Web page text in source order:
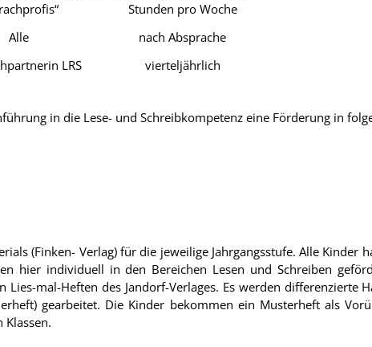
Stunden pro Woche
Alle
nach Absprache
LRS
vierteljährlich
in die Lese- und Schreibkompetenz eine Förderung in
(Finken- Verlag) für die jeweilige Jahrgangsstufe. Alle Kinder
hier individuell in den Bereichen Lesen und Schreiben
mal-Heften des Jandorf-Verlages. Es werden differenzierte
gearbeitet. Die Kinder bekommen ein Musterheft als